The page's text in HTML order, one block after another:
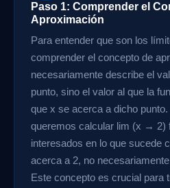
Paso 1: Comprender el
Aproximación
Para entender que son los
comprender el concepto de
necesariamente describe el
punto, sino el valor al que la
que x se acerca a dicho
queremos calcular lim (x → 2)
interesados en lo que sucede
acerca a 2, no
Este concepto es crucial para